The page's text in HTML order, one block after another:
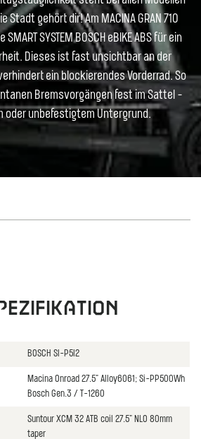
Stadt gehört dir! Am MACINA GRAN 710
SYSTEM BOSCH eBIKE ABS für ein
Dieses ist fast unsichtbar an der
ein blockierendes Vorderrad. So
Bremsvorgängen fest im Sattel -
oder unbefestigtem Untergrund.
BOSCH SI-P5I2
Macina Onroad 27.5" Alloy6061; Si-PP500Wh
Bosch Gen.3 / T-1260
Suntour XCM 32 ATB coil 27.5" NLO 80mm
taper